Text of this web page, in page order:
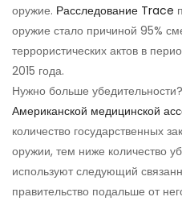
оружие. Расследование Trace
оружие стало причиной 95%
террористических актов в
2015 года.
Нужно больше
Американской медицинской
количество государственных
оружии, тем ниже количество
используют следующий
правительство подальше от